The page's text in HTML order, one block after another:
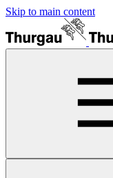
Skip to main content